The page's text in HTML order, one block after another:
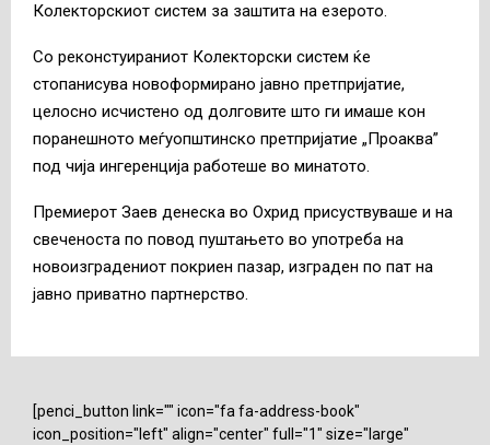
Колекторскиот систем за заштита на езерото.
Со реконстуираниот Колекторски систем ќе
стопанисува новоформирано јавно претпријатие,
целосно исчистено од долговите што ги имаше кон
поранешното меѓуопштинско претпријатие „Проаква”
под чија ингеренција работеше во минатото.
Премиерот Заев денеска во Охрид присуствуваше и на
свеченоста по повод пуштањето во употреба на
новоизградениот покриен пазар, изграден по пат на
јавно приватно партнерство.
[penci_button link="" icon="fa fa-address-book"
icon_position="left" align="center" full="1" size="large"